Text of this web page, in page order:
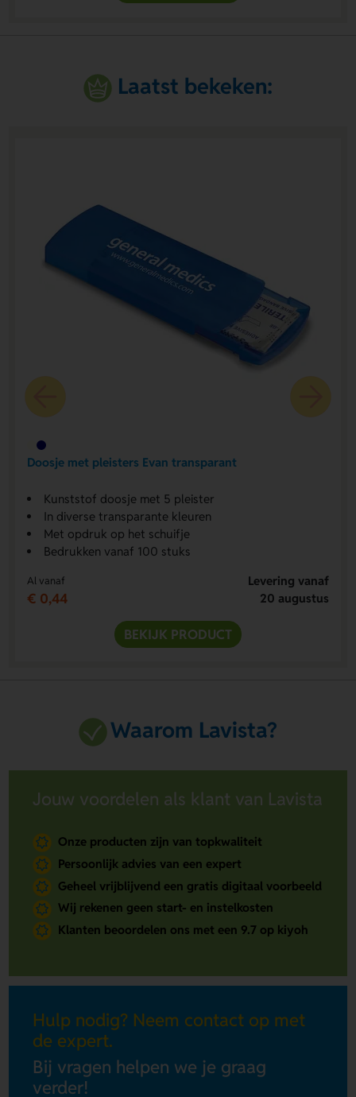
Laatst bekeken:
Doosje met pleisters Evan transparant
Kunststof doosje met 5 pleister
In diverse transparante kleuren
Met opdruk op het schuifje
Bedrukken vanaf 100 stuks
Al vanaf
€ 0,44
Levering vanaf
20 augustus
BEKIJK PRODUCT
Waarom Lavista?
Jouw voordelen als klant van Lavista
Onze producten zijn van topkwaliteit
Persoonlijk advies van een expert
Geheel vrijblijvend een gratis digitaal voorbeeld
Wij rekenen geen start- en instelkosten
Klanten beoordelen ons met een 9.7 op kiyoh
Hulp nodig? Neem contact op met
de expert.
Bij vragen helpen we je graag
verder!